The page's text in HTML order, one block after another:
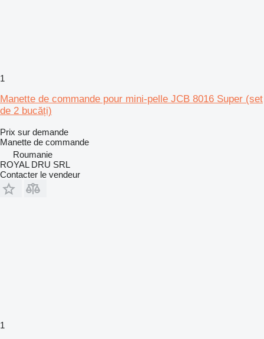
1
Manette de commande pour mini-pelle JCB 8016 Super (set
de 2 bucăți)
Prix sur demande
Manette de commande
Roumanie
ROYAL DRU SRL
Contacter le vendeur
1